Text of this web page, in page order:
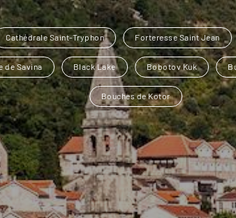
Cathédrale Saint-Tryphon Forteresse Saint Jean
de Savina Black Lake Bobotov Kuk
Bouches de Kotor